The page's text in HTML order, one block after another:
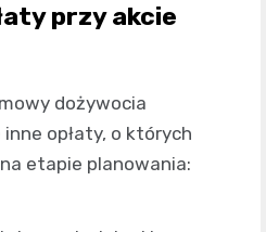
przy akcie
dożywocia
opłaty, o których
etapie planowania: